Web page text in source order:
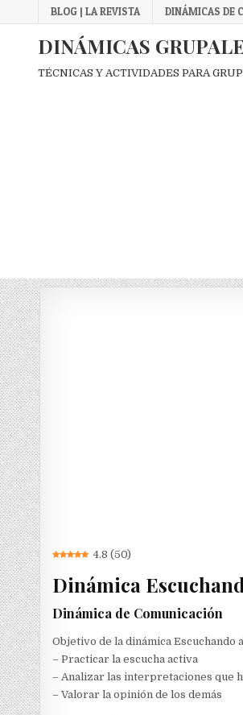
to
BLOG | LA REVISTA DINÁMICAS DE
DINÁMICAS
TÉCNICAS Y ACTIVIDADES PARA
4.8 (50)
Dinámica
Dinámica de Comunicación
Objetivo de la dinámica Escuchando
– Practicar la escucha activa
– Analizar las interpretaciones que
– Valorar la opinión de los demás